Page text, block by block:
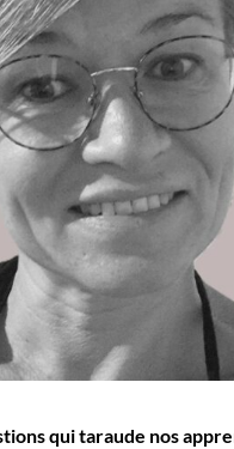
qui taraude nos